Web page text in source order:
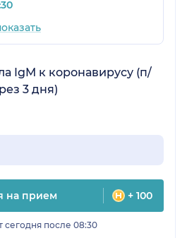
IgM к коронавирусу (п/
3 дня)
на прием + 100
сегодня после 08:30